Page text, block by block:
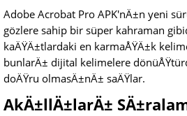
Adobe Acrobat Pro APK'nÄ±n yeni
gözlere sahip bir süper kahraman
kaÄŸÄ±tlardaki en karmaÅŸÄ±k
bunlarÄ± dijital kelimelere
doÄŸru olmasÄ±nÄ± saÄŸlar.
AkÄ±llÄ±larÄ±